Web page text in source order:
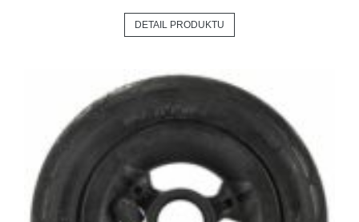
DETAIL PRODUKTU